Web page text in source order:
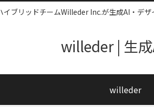
イブリッドチームWilleder Inc.が生成AI・デ
willeder | 生
willeder